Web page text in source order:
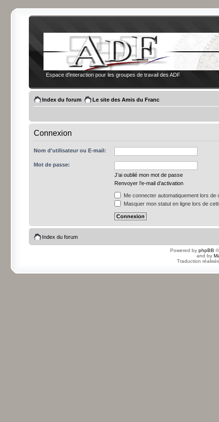
Espace d'interaction pour les groupes de travail des ADF
Index du forum Le site des Amis du Franc
Connexion
Nom d'utilisateur ou E-mail:
Mot de passe:
J’ai oublié mon mot de passe
Renvoyer l’e-mail d’activation
Me connecter automatiquement lors de
Masquer mon statut en ligne lors de
Index du forum
Powered by phpBB
and by
Traduction